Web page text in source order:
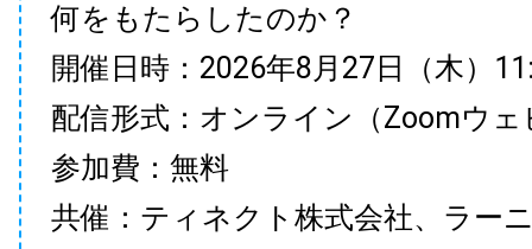
何をもたらしたのか？
開催日時：2026年8月27日（木）
配信形式：オンライン（Zoomウェ
参加費：無料
共催：ティネクト株式会社、ラー